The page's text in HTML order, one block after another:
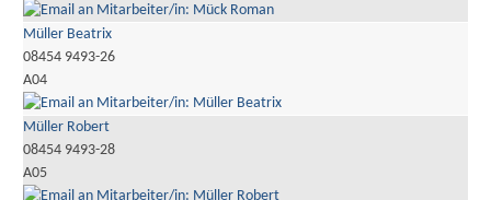
Müller Beatrix
08454 9493-26
A04
Müller Robert
08454 9493-28
A05